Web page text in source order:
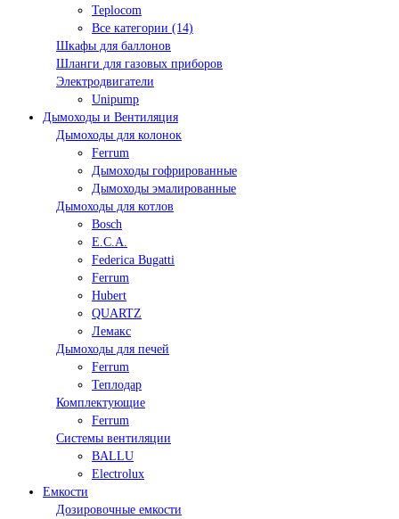
Teplocom
Все категории (14)
Шкафы для баллонов
Шланги для газовых приборов
Электродвигатели
Unipump
Дымоходы и Вентиляция
Дымоходы для колонок
Ferrum
Дымоходы гофрированные
Дымоходы эмалированные
Дымоходы для котлов
Bosch
E.C.A.
Federica Bugatti
Ferrum
Hubert
QUARTZ
Лемакс
Дымоходы для печей
Ferrum
Теплодар
Комплектующие
Ferrum
Системы вентиляции
BALLU
Electrolux
Емкости
Дозировочные емкости